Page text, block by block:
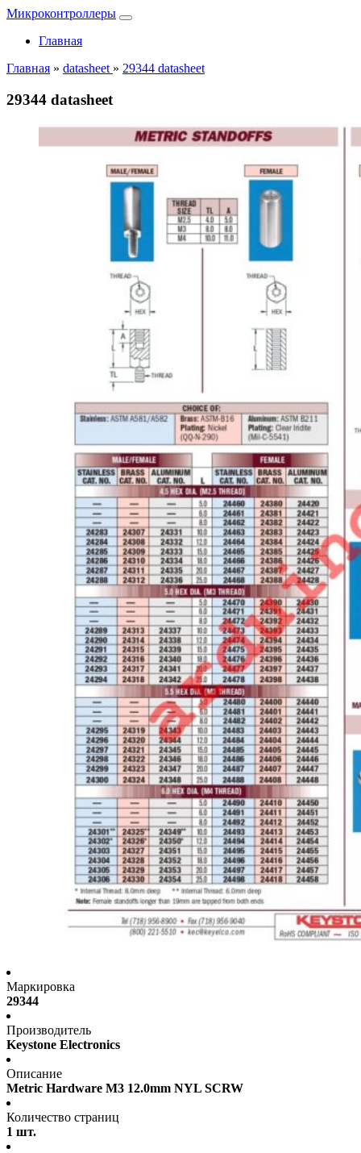
Микроконтроллеры
Главная
Главная » datasheet » 29344 datasheet
29344 datasheet
Маркировка
29344
Производитель
Keystone Electronics
Описание
Metric Hardware M3 12.0mm NYL SCRW
Количество страниц
1 шт.